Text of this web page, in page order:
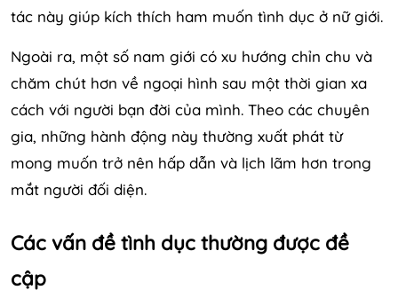
tác này giúp kích thích ham muốn tình dục ở nữ giới.
Ngoài ra, một số nam giới có xu hướng chỉn chu và
chăm chút hơn về ngoại hình sau một thời gian xa
cách với người bạn đời của mình. Theo các chuyên
gia, những hành động này thường xuất phát từ
mong muốn trở nên hấp dẫn và lịch lãm hơn trong
mắt người đối diện.
Các vấn đề tình dục thường được đề
cập